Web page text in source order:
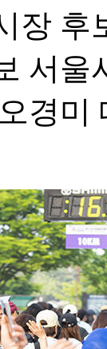
장 후
서울
경미